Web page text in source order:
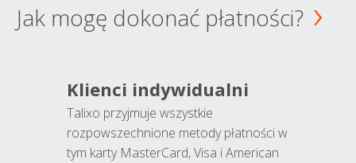
Jak mogę dokonać płatności?
Klienci indywidualni
Talixo przyjmuje wszystkie
rozpowszechnione metody płatności w
tym karty MasterCard, Visa i American